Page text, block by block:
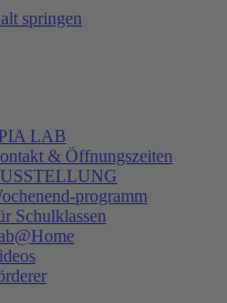
springen
LAB
& Öffnungszeiten
programm
Schulklassen